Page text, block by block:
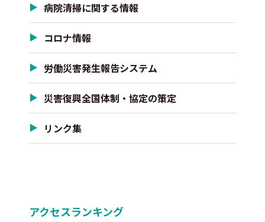
病院清掃に関する情報
コロナ情報
労働災害発生報告システム
災害復興全国体制・協定の策定
リンク集
アクセスランキング